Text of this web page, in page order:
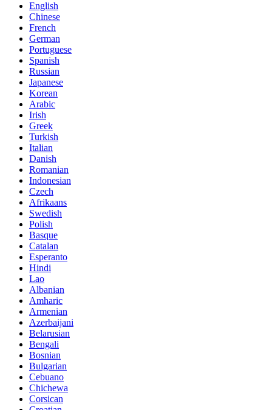
English
Chinese
French
German
Portuguese
Spanish
Russian
Japanese
Korean
Arabic
Irish
Greek
Turkish
Italian
Danish
Romanian
Indonesian
Czech
Afrikaans
Swedish
Polish
Basque
Catalan
Esperanto
Hindi
Lao
Albanian
Amharic
Armenian
Azerbaijani
Belarusian
Bengali
Bosnian
Bulgarian
Cebuano
Chichewa
Corsican